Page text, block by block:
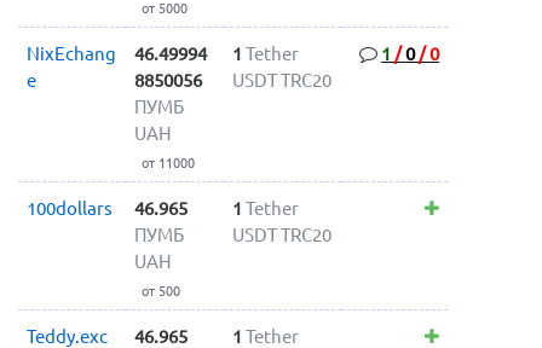
от 5000
NixEchang
e
46.49994
8850056
ПУМБ
UAH
от 11000
1 Tether
USDT TRC20
1 /0/0
100dollars
46.965
ПУМБ
UAH
от 500
1 Tether
USDT TRC20
Teddy.exc
46.965
1 Tether